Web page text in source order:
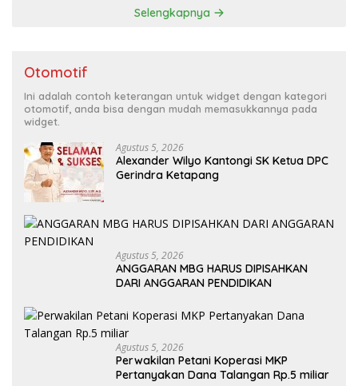
Selengkapnya
Otomotif
Ini adalah contoh keterangan untuk widget dengan kategori
otomotif, anda bisa dengan mudah memasukkannya pada
widget.
Agustus 5, 2026
Alexander Wilyo Kantongi SK Ketua DPC
Gerindra Ketapang
Agustus 5, 2026
ANGGARAN MBG HARUS DIPISAHKAN
DARI ANGGARAN PENDIDIKAN
Agustus 5, 2026
Perwakilan Petani Koperasi MKP
Pertanyakan Dana Talangan Rp.5 miliar